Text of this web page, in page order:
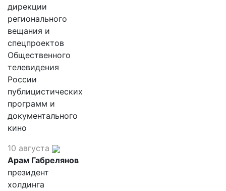
дирекции
регионального
вещания и
спецпроектов
Общественного
телевидения
России
публицистических
программ и
документального
кино
10 августа
Арам Габрелянов
президент
холдинга